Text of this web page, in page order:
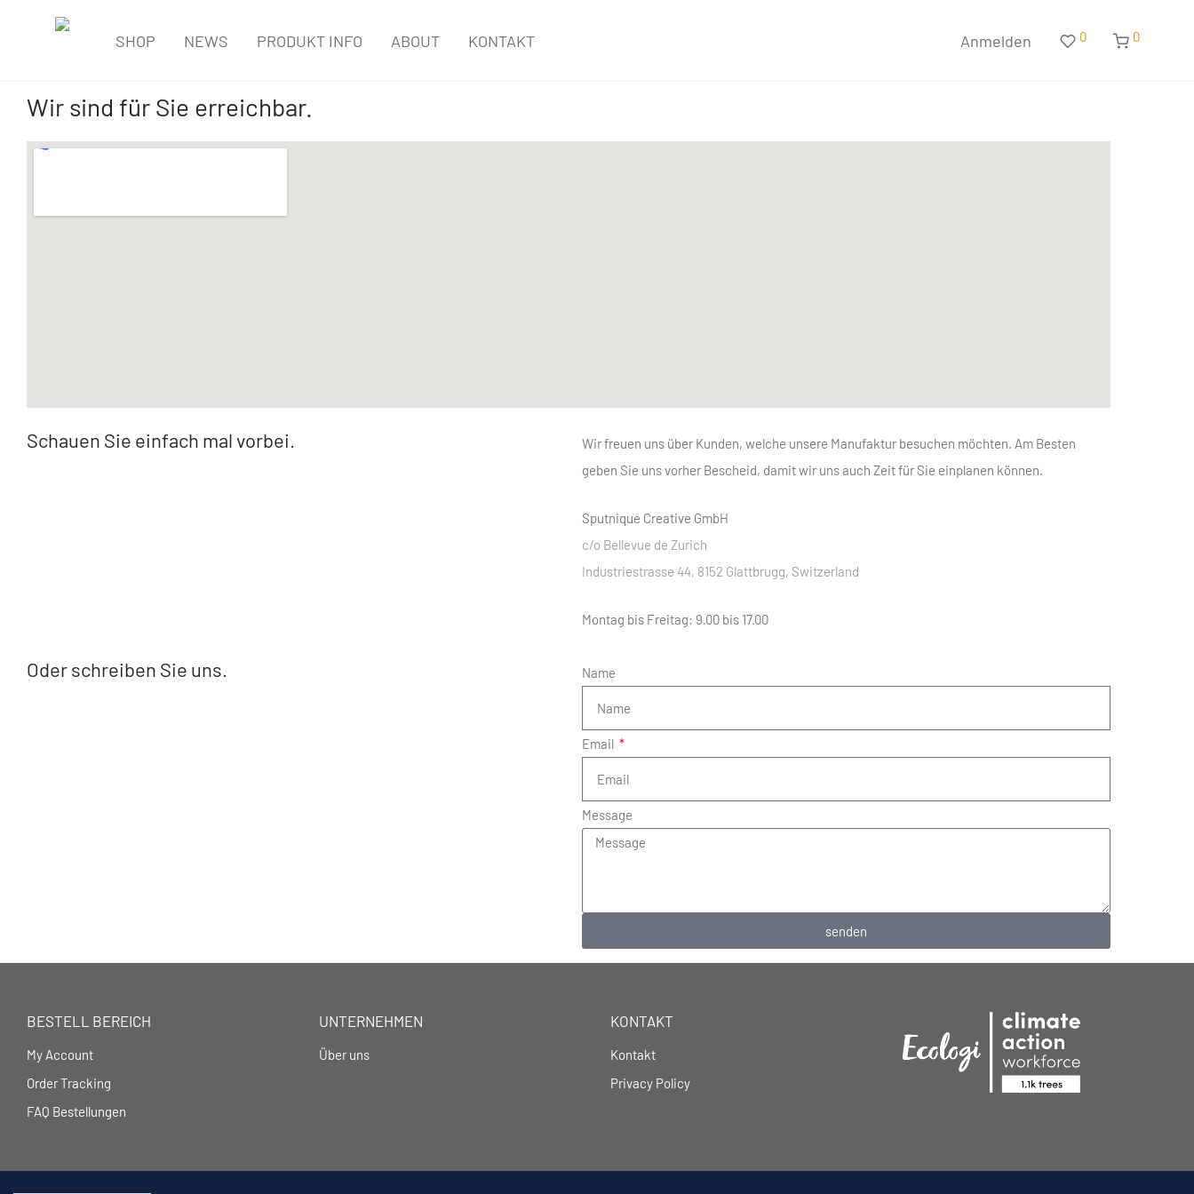
SHOP NEWS PRODUKT INFO ABOUT KONTAKT Anmelden 0 0
Wir sind für Sie erreichbar.
Schauen Sie einfach mal vorbei.
Wir freuen uns über Kunden, welche unsere Manufaktur besuchen möchten. Am Besten
geben Sie uns vorher Bescheid, damit wir uns auch Zeit für Sie einplanen können.
Sputnique Creative GmbH
c/o Bellevue de Zurich
Industriestrasse 44, 8152 Glattbrugg, Switzerland
Montag bis Freitag: 9.00 bis 17.00
Oder schreiben Sie uns. Name
Email
Message
senden
BESTELL BEREICH
My Account
Order Tracking
FAQ Bestellungen
UNTERNEHMEN
Über uns
KONTAKT
Kontakt
Privacy Policy